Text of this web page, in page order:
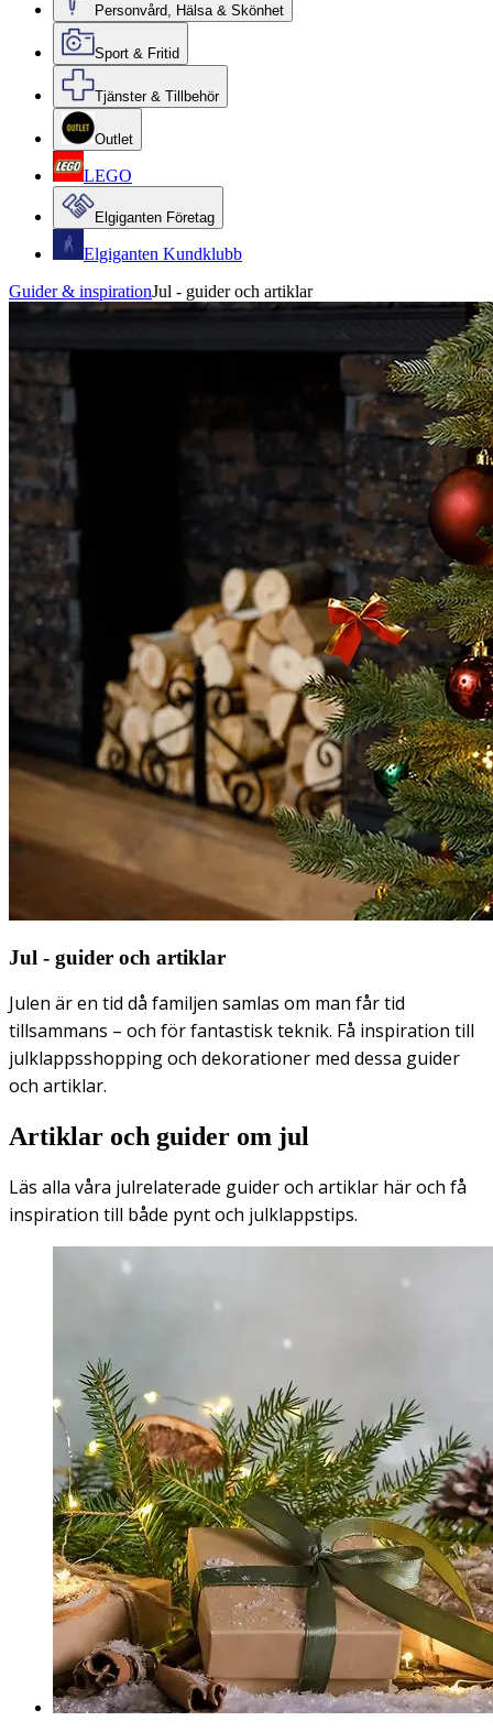
Personvård, Hälsa & Skönhet
Sport & Fritid
Tjänster & Tillbehör
Outlet
LEGO
Elgiganten Företag
Elgiganten Kundklubb
Guider & inspirationJul - guider och artiklar
Jul - guider och artiklar
Julen är en tid då familjen samlas om man får tid
tillsammans – och för fantastisk teknik. Få inspiration till
julklappsshopping och dekorationer med dessa guider
och artiklar.
Artiklar och guider om jul
Läs alla våra julrelaterade guider och artiklar här och få
inspiration till både pynt och julklappstips.